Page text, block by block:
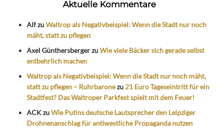
Aktuelle Kommentare
AlfzuWaltrop als Negativbeispiel: Wenn die Stadt nur noch
mäht, statt zu pflegen
Axel GünthersbergerzuWie viele Bäcker sich gerade selbst
entbehrlich machen
Waltrop als Negativbeispiel: Wenn die Stadt nur noch mäht,
statt zu pflegen – Ruhrbaronezu 21 Euro Tageseintritt für ein
Stadtfest? Das Waltroper Parkfest spielt mit dem Feuer!
ACKzuWie Putins deutsche Lautsprecher den Leipziger
Drohnenanschlag für antiwestliche Propaganda nutzen